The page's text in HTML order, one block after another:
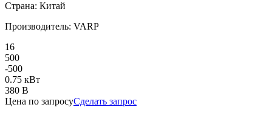
Страна: Китай
Производитель: VARP
16
500
-500
0.75 кВт
380 В
Цена по запросуСделать запрос